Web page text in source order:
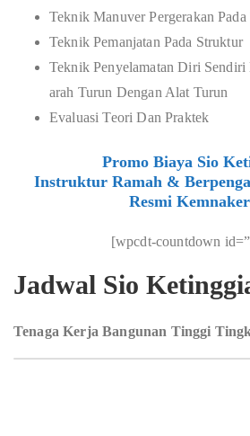
Teknik Manuver Pergerakan Pada
Teknik Pemanjatan Pada Struktur
Teknik Penyelamatan Diri
arah Turun Dengan Alat Turun
Evaluasi Teori Dan Praktek
Promo Biaya Sio
Instruktur Ramah &
Resmi
[wpcdt-countdown
Jadwal Sio
Tenaga Kerja Bangunan Tinggi